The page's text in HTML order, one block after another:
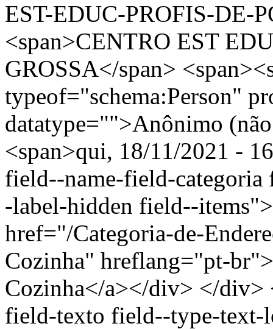
EST-EDUC-PROFIS-DE-
<span>CENTRO EST
GROSSA</span>
typeof="schema:Person"
datatype="">Anônimo
<span>qui, 18/11/2021 -
field--name-field-
-label-hidden field--
href="/Categoria-de-
Cozinha" hreflang="pt-
Cozinha</a></div> </
field-texto field--type-